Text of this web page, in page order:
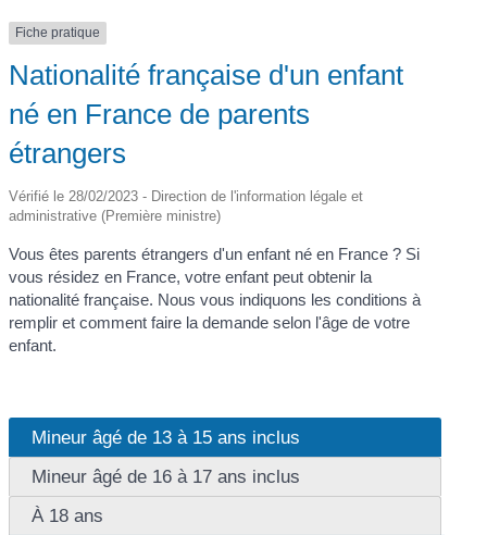
Fiche pratique
Nationalité française d'un enfant
né en France de parents
étrangers
Vérifié le 28/02/2023 - Direction de l'information légale et
administrative (Première ministre)
Vous êtes parents étrangers d'un enfant né en France ? Si
vous résidez en France, votre enfant peut obtenir la
nationalité française. Nous vous indiquons les conditions à
remplir et comment faire la demande selon l'âge de votre
enfant.
Mineur âgé de 13 à 15 ans inclus
Mineur âgé de 16 à 17 ans inclus
À 18 ans